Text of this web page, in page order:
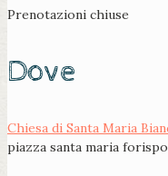
Prenotazioni chiuse
Dove
Chiesa di Santa Maria
piazza santa maria